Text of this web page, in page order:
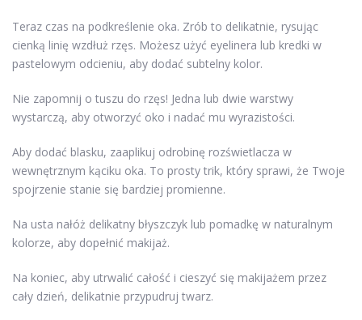
Teraz czas na podkreślenie oka. Zrób to delikatnie, rysując
cienką linię wzdłuż rzęs. Możesz użyć eyelinera lub kredki w
pastelowym odcieniu, aby dodać subtelny kolor.
Nie zapomnij o tuszu do rzęs! Jedna lub dwie warstwy
wystarczą, aby otworzyć oko i nadać mu wyrazistości.
Aby dodać blasku, zaaplikuj odrobinę rozświetlacza w
wewnętrznym kąciku oka. To prosty trik, który sprawi, że Twoje
spojrzenie stanie się bardziej promienne.
Na usta nałóż delikatny błyszczyk lub pomadkę w naturalnym
kolorze, aby dopełnić makijaż.
Na koniec, aby utrwalić całość i cieszyć się makijażem przez
cały dzień, delikatnie przypudruj twarz.